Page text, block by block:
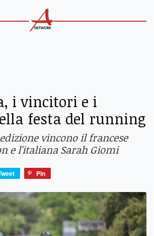
i vincitori e i
festa del running
vincono il francese
e l'italiana Sarah Giomi
Pin